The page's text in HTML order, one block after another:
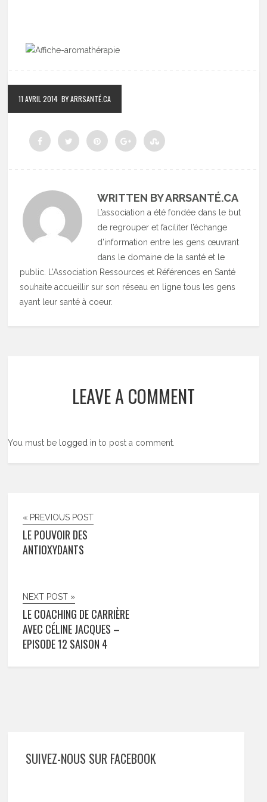
11 AVRIL 2014 BY ARRSANTÉ.CA
WRITTEN BY ARRSANTÉ.CA
L’association a été fondée dans le but
de regrouper et faciliter l’échange
d’information entre les gens œuvrant
dans le domaine de la santé et le
public. L’Association Ressources et Références en Santé
souhaite accueillir sur son réseau en ligne tous les gens
ayant leur santé à coeur.
LEAVE A COMMENT
You must be logged in to post a comment.
« PREVIOUS POST
LE POUVOIR DES
ANTIOXYDANTS
NEXT POST »
LE COACHING DE CARRIÈRE
AVEC CÉLINE JACQUES –
EPISODE 12 SAISON 4
SUIVEZ-NOUS SUR FACEBOOK